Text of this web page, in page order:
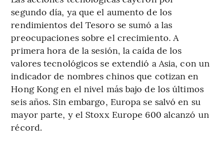
segundo día, ya que el aumento de los
rendimientos del Tesoro se sumó a las
preocupaciones sobre el crecimiento. A
primera hora de la sesión, la caída de los
valores tecnológicos se extendió a Asia, con un
indicador de nombres chinos que cotizan en
Hong Kong en el nivel más bajo de los últimos
seis años. Sin embargo, Europa se salvó en su
mayor parte, y el Stoxx Europe 600 alcanzó un
récord.